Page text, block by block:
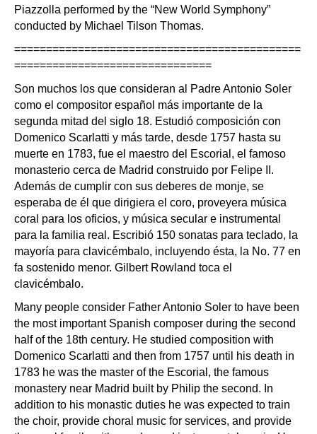
Piazzolla performed by the “New World Symphony”
conducted by Michael Tilson Thomas.
=============================================
===============================
Son muchos los que consideran al Padre Antonio Soler
como el compositor español más importante de la
segunda mitad del siglo 18. Estudió composición con
Domenico Scarlatti y más tarde, desde 1757 hasta su
muerte en 1783, fue el maestro del Escorial, el famoso
monasterio cerca de Madrid construido por Felipe II.
Además de cumplir con sus deberes de monje, se
esperaba de él que dirigiera el coro, proveyera música
coral para los oficios, y música secular e instrumental
para la familia real. Escribió 150 sonatas para teclado, la
mayoría para clavicémbalo, incluyendo ésta, la No. 77 en
fa sostenido menor. Gilbert Rowland toca el
clavicémbalo.
Many people consider Father Antonio Soler to have been
the most important Spanish composer during the second
half of the 18th century. He studied composition with
Domenico Scarlatti and then from 1757 until his death in
1783 he was the master of the Escorial, the famous
monastery near Madrid built by Philip the second. In
addition to his monastic duties he was expected to train
the choir, provide choral music for services, and provide